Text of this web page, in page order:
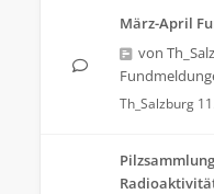
März-April
von
Th_Salzburg